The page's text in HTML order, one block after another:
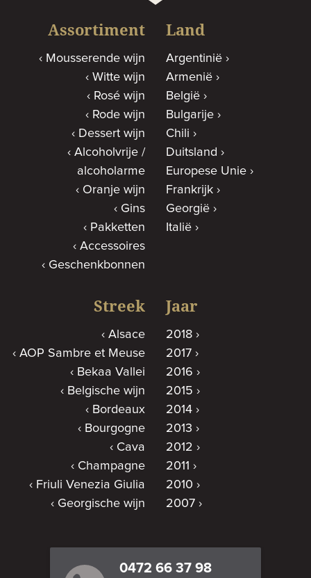
Assortiment
Mousserende wijn
Witte wijn
Rosé wijn
Rode wijn
Dessert wijn
Alcoholvrije /
alcoholarme
Oranje wijn
Gins
Pakketten
Accessoires
Geschenkbonnen
Land
Argentinië
Armenië
België
Bulgarije
Chili
Duitsland
Europese Unie
Frankrijk
Georgië
Italië
Streek
Alsace
AOP Sambre et Meuse
Bekaa Vallei
Belgische wijn
Bordeaux
Bourgogne
Cava
Champagne
Friuli Venezia Giulia
Georgische wijn
Jaar
2018
2017
2016
2015
2014
2013
2012
2011
2010
2007
0472 66 37 98